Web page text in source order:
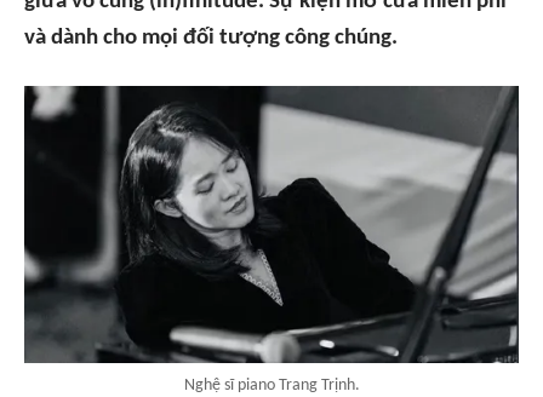
và dành cho mọi đối tượng công chúng.
Nghệ sĩ piano Trang Trịnh.